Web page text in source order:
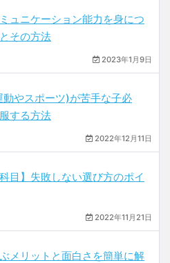
ュニケーション能力を身につ
その方法
2023年1月9日
やスポーツ)が苦手な子必
する方法
2022年12月11日
目】失敗しない選び方のポイ
2022年11月21日
メリットと面白さを簡単に解